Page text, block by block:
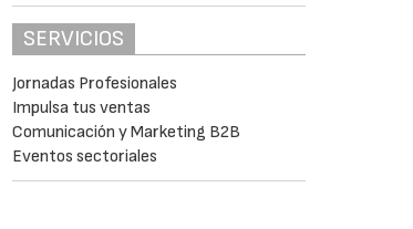
SERVICIOS
Jornadas Profesionales
Impulsa tus ventas
Comunicación y Marketing B2B
Eventos sectoriales